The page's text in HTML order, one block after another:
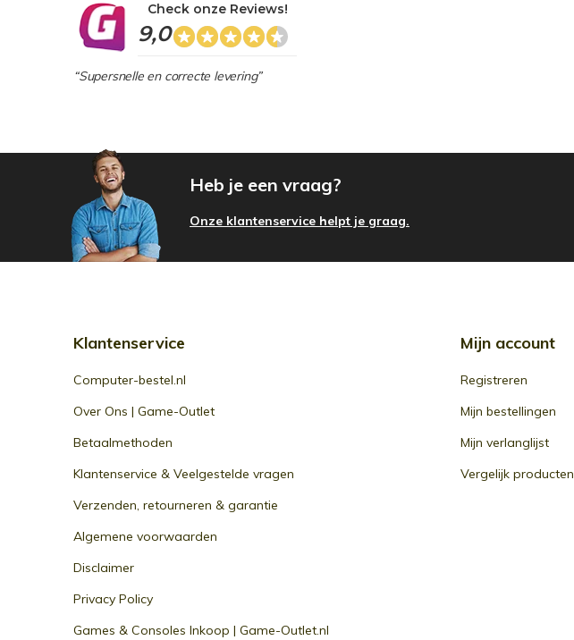
9,0
Check onze Reviews!
“Supersnelle en correcte levering”
Heb je een vraag?
Onze klantenservice helpt je graag.
Klantenservice
Computer-bestel.nl
Over Ons | Game-Outlet
Betaalmethoden
Klantenservice & Veelgestelde vragen
Verzenden, retourneren & garantie
Algemene voorwaarden
Disclaimer
Privacy Policy
Games & Consoles Inkoop | Game-Outlet.nl
Mijn account
Registreren
Mijn bestellingen
Mijn verlanglijst
Vergelijk producten